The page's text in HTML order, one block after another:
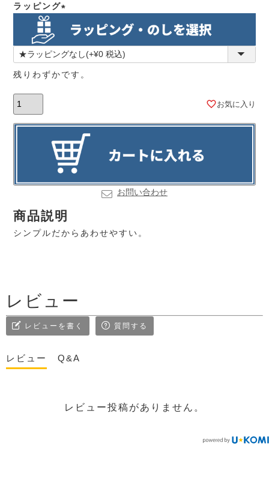
ラッピング
(必
須)
残りわずかです。
お気に入り
お問い合わせ
商品説明
シンプルだからあわせやすい。
レビュー
レビューを書く 質問する
レビュー Q&A
レビュー投稿がありません。